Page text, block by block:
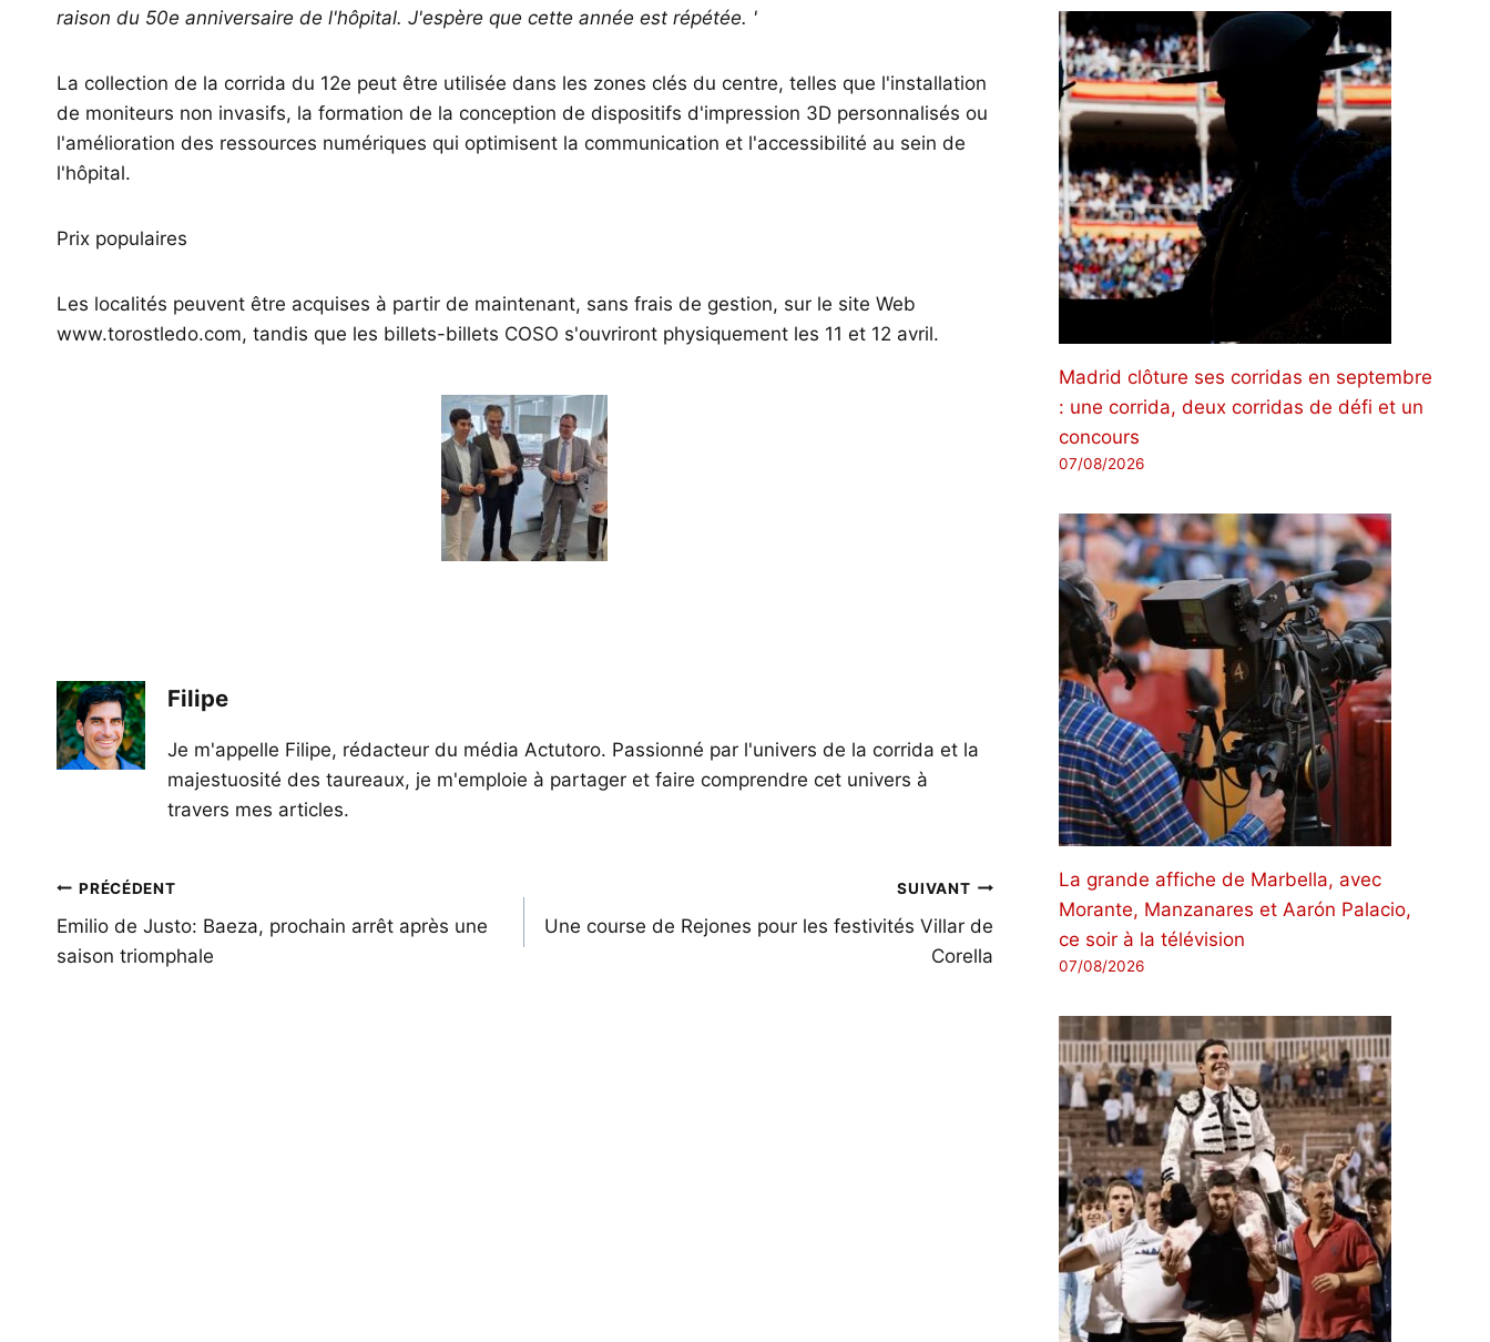
raison du 50e anniversaire de l'hôpital. J'espère que cette année est répétée. '
La collection de la corrida du 12e peut être utilisée dans les zones clés du centre, telles que l'installation
de moniteurs non invasifs, la formation de la conception de dispositifs d'impression 3D personnalisés ou
l'amélioration des ressources numériques qui optimisent la communication et l'accessibilité au sein de
l'hôpital.
Prix ​​populaires
Les localités peuvent être acquises à partir de maintenant, sans frais de gestion, sur le site Web
www.torostledo.com, tandis que les billets-billets COSO s'ouvriront physiquement les 11 et 12 avril.
Filipe
Je m'appelle Filipe, rédacteur du média Actutoro. Passionné par l'univers de la corrida et la
majestuosité des taureaux, je m'emploie à partager et faire comprendre cet univers à
travers mes articles.
Navigation
de
l’article
PRÉCÉDENT
Emilio de Justo: Baeza, prochain arrêt après une
saison triomphale
SUIVANT
Une course de Rejones pour les festivités Villar de
Corella
Madrid clôture ses corridas en septembre
: une corrida, deux corridas de défi et un
concours
07/08/2026
La grande affiche de Marbella, avec
Morante, Manzanares et Aarón Palacio,
ce soir à la télévision
07/08/2026